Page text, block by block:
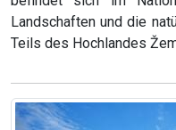
Landschaften und die
Teils des Hochlandes